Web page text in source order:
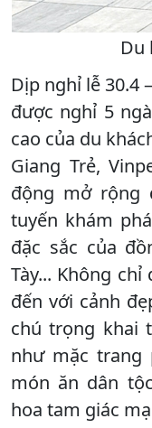
Du
Dịp nghỉ lễ 30.4
được nghỉ 5
cao của du
Giang Trẻ,
động mở rộng
tuyến khám
đặc sắc của
Tày... Không
đến với cảnh
chú trọng khai
như mặc trang
món ăn dân
hoa tam giác